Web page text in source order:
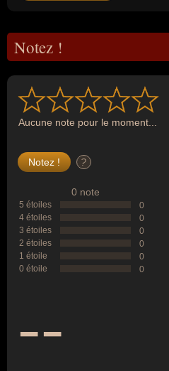
Notez !
Aucune note pour le moment...
?
0 note
5 étoiles
0
4 étoiles
0
3 étoiles
0
2 étoiles
0
1 étoile
0
0 étoile
0
--